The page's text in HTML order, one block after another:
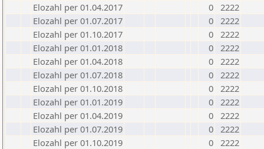
Elozahl per 01.04.2017
0 2222
Elozahl per 01.07.2017
0 2222
Elozahl per 01.10.2017
0 2222
Elozahl per 01.01.2018
0 2222
Elozahl per 01.04.2018
0 2222
Elozahl per 01.07.2018
0 2222
Elozahl per 01.10.2018
0 2222
Elozahl per 01.01.2019
0 2222
Elozahl per 01.04.2019
0 2222
Elozahl per 01.07.2019
0 2222
Elozahl per 01.10.2019
0 2222